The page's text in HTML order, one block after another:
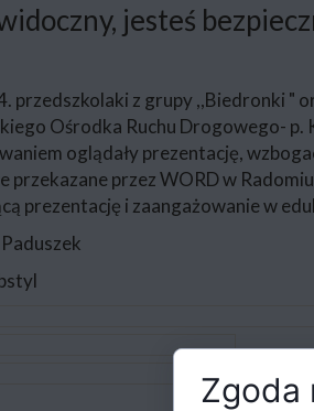
jesteś
przedszkolaki z grupy ,,Biedronki "
Ośrodka Ruchu Drogowego- p.
oglądały prezentację,
przekazane przez WORD w
prezentację i zaangażowanie w
Zgoda